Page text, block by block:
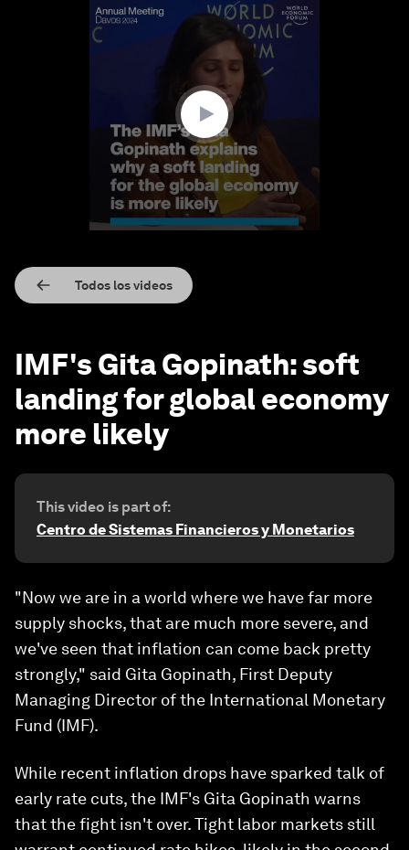
Todos los videos
IMF's Gita Gopinath: soft
landing for global economy
more likely
This video is part of:
Centro de Sistemas Financieros y Monetarios
"Now we are in a world where we have far more
supply shocks, that are much more severe, and
we've seen that inflation can come back pretty
strongly," said Gita Gopinath, First Deputy
Managing Director of the International Monetary
Fund (IMF).
While recent inflation drops have sparked talk of
early rate cuts, the IMF's Gita Gopinath warns
that the fight isn't over. Tight labor markets still